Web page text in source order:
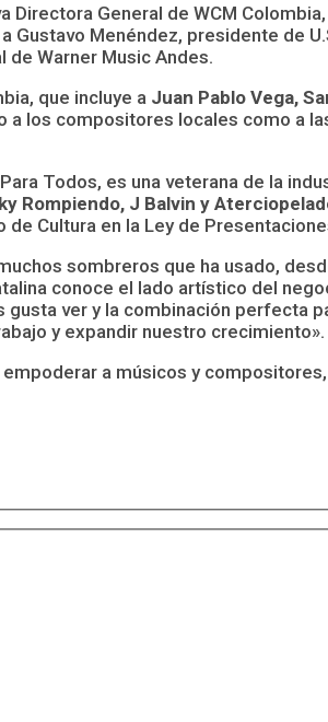
Directora General de WCM
Menéndez, presidente de
Warner Music Andes.
que incluye a Juan Pablo Vega,
a los compositores locales como a
Todos, es una veterana de la
Rompiendo, J Balvin y
Cultura en la Ley de
sombreros que ha usado,
conoce el lado artístico del
ver y la combinación perfecta
y expandir nuestro crecimiento».
a músicos y